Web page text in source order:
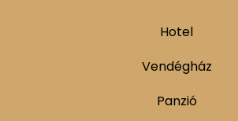
Hotel
Vendégház
Panzió